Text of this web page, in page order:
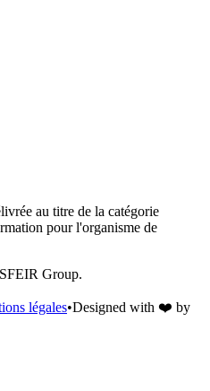
au titre de la catégorie
pour l'organisme de
Group.
légales•Designed with ❤️ by